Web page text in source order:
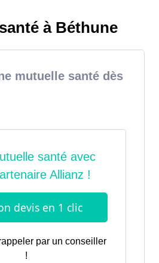
à Béthune
mutuelle santé dès
par un conseiller
!